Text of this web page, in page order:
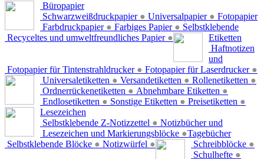
Büropapier
Schwarzweißdruckpapier ● Universalpapier ●
Farbdruckpapier ● Farbiges Papier ●
Recyceltes und umweltfreundliches Papier ●
Fotopapier
Fotopapier für Tintenstrahldrucker ● Fotopapier für Laserdrucker ●
Selbstklebende
Etiketten
Universaletiketten ● Versandetiketten ● Rollenetiketten ●
Ordnerrückenetiketten ● Abnehmbare Etiketten ●
Endlosetiketten ● Sonstige Etiketten ● Preisetiketten ●
Haftnotizen
und
Lesezeichen
Selbstklebende Z-Notizzettel ●
Lesezeichen und Markierungsblöcke ●
Selbstklebende Blöcke ● Notizwürfel ●
Notizbücher und
Tagebücher
Schreibblöcke ●
Schulhefte ●